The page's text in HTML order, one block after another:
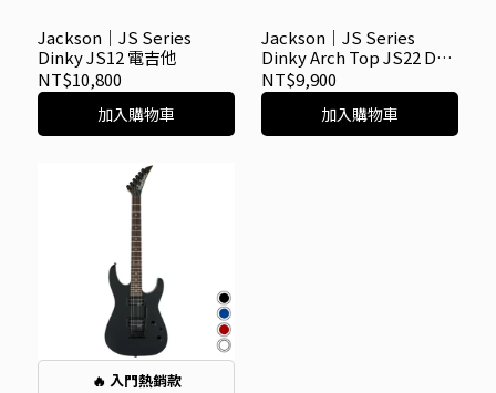
Jackson｜JS Series
Dinky JS12 電吉他
NT$10,800
加入購物車
Jackson｜JS Series
Dinky Arch Top JS22 DKA
電吉他
NT$9,900
加入購物車
🔥 入門熱銷款